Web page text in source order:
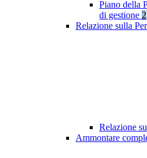
Piano della
di gestione 2
Relazione sulla
Relazione
Ammontare